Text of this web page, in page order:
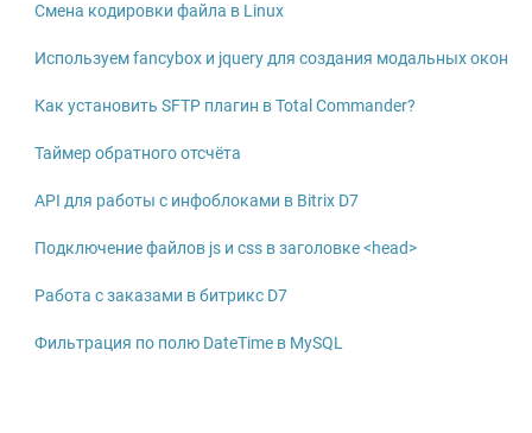
Смена кодировки файла в Linux
Используем fancybox и jquery для создания модальных окон
Как установить SFTP плагин в Total Commander?
Таймер обратного отсчёта
API для работы с инфоблоками в Bitrix D7
Подключение файлов js и css в заголовке <head>
Работа с заказами в битрикс D7
Фильтрация по полю DateTime в MySQL